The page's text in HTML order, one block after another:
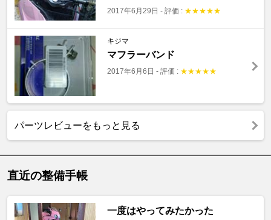
2017年6月29日 - 評価 : ★★★★★
キジマ
マフラーバンド
2017年6月6日 - 評価 : ★★★★★
パーツレビューをもっと見る
直近の整備手帳
一度はやってみたかった